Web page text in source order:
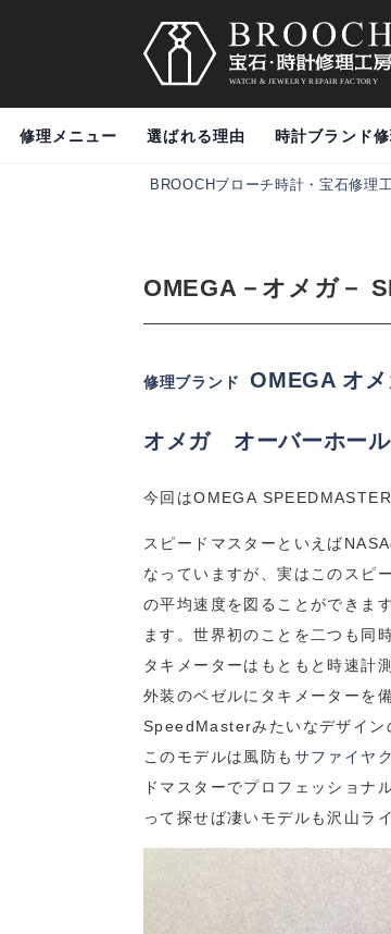
修理メニュー 選ばれる理由 時計ブランド
BROOCHブローチ時計・宝石修理
OMEGA－オメガ－
修理ブランド OMEGA オ
オメガオーバーホール
今回はOMEGA
スピードマスターといえば
なっていますが、実はこのスピ
の平均速度を図ることができま
ます。世界初のことを二つも同
タキメーターはもともと時速計
外装のベゼルにタキメーターを
SpeedMasterみたいなデザイン
このモデルは風防も サファイヤ
ドマスターでプロフェッショナ
って探せば凄いモデルも沢山ラ